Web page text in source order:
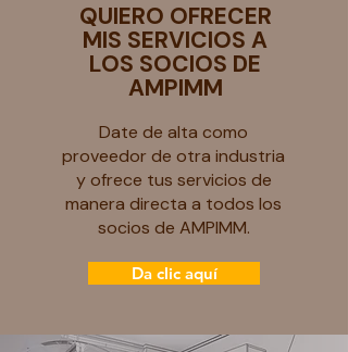
QUIERO OFRECER
MIS SERVICIOS A
LOS SOCIOS DE
AMPIMM
Date de alta como
proveedor de otra industria
y ofrece tus servicios de
manera directa a todos los
socios de AMPIMM.
Da clic aquí